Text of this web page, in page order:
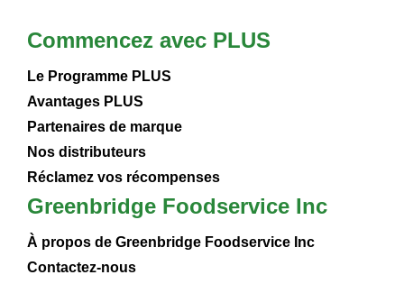
Commencez avec PLUS
Le Programme PLUS
Avantages PLUS
Partenaires de marque
Nos distributeurs
Réclamez vos récompenses
Greenbridge Foodservice Inc
À propos de Greenbridge Foodservice Inc
Contactez-nous